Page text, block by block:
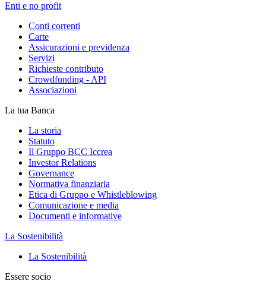
Enti e no profit
Conti correnti
Carte
Assicurazioni e previdenza
Servizi
Richieste contributo
Crowdfunding - API
Associazioni
La tua Banca
La storia
Statuto
Il Gruppo BCC Iccrea
Investor Relations
Governance
Normativa finanziaria
Etica di Gruppo e Whistleblowing
Comunicazione e media
Documenti e informative
La Sostenibilità
La Sostenibilità
Essere socio